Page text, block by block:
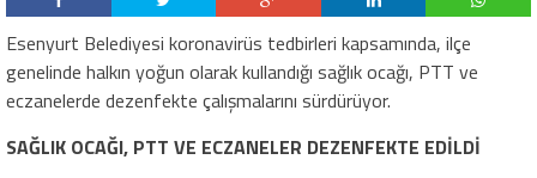
Esenyurt Belediyesi koronavirüs tedbirleri kapsamında, ilçe
genelinde halkın yoğun olarak kullandığı sağlık ocağı, PTT ve
eczanelerde dezenfekte çalışmalarını sürdürüyor.
SAĞLIK OCAĞI, PTT VE ECZANELER DEZENFEKTE EDİLDİ